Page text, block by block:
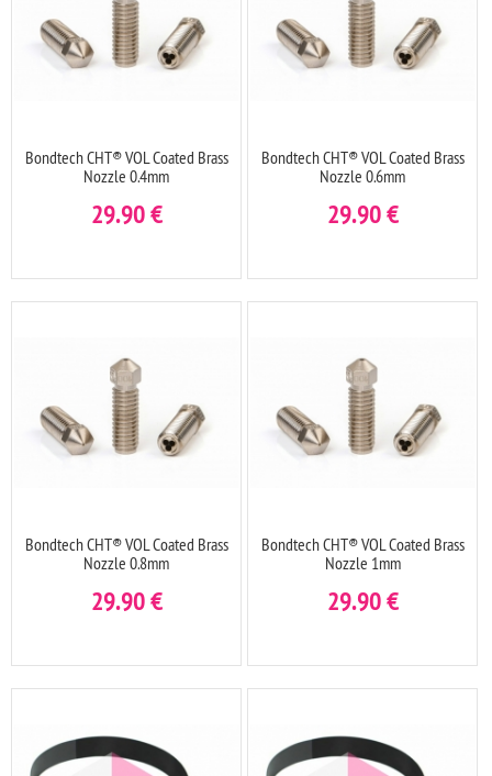
Bondtech CHT® VOL Coated Brass
Nozzle 0.4mm
29.90€
Bondtech CHT® VOL Coated Brass
Nozzle 0.6mm
29.90€
Bondtech CHT® VOL Coated Brass
Nozzle 0.8mm
29.90€
Bondtech CHT® VOL Coated Brass
Nozzle 1mm
29.90€